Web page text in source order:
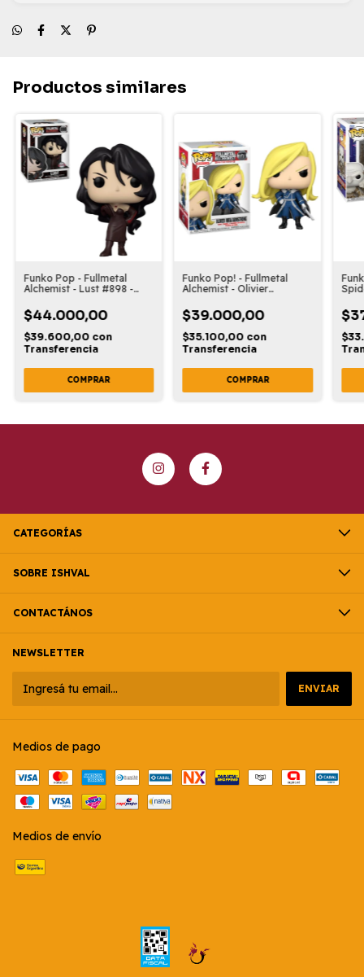
Productos similares
Funko Pop - Fullmetal
Alchemist - Lust #898 -
$44.000,00
$39.600,00 con
Transferencia
Funko Pop! - Fullmetal
Alchemist - Olivier
$39.000,00
$35.100,00 con
Transferencia
CATEGORÍAS
SOBRE ISHVAL
CONTACTÁNOS
NEWSLETTER
Medios de pago
Medios de envío